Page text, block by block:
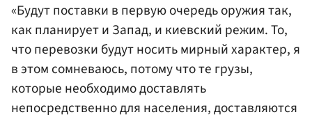
«Будут поставки в первую очередь оружия так,
как планирует и Запад, и киевский режим. То,
что перевозки будут носить мирный характер, я
в этом сомневаюсь, потому что те грузы,
которые необходимо доставлять
непосредственно для населения, доставляются